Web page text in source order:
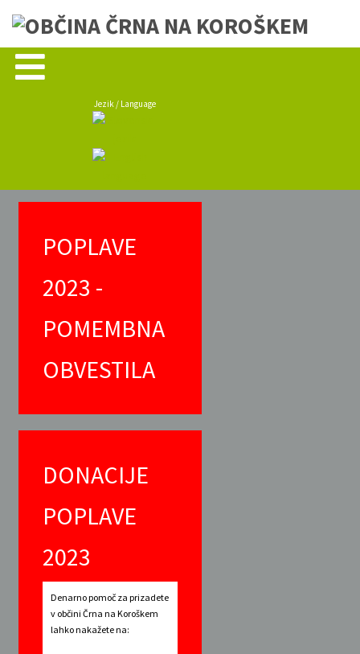
Jezik / Language
POPLAVE
2023 -
POMEMBNA
OBVESTILA
DONACIJE
POPLAVE
2023
Denarno pomoč za prizadete
v občini Črna na Koroškem
lahko nakažete na: